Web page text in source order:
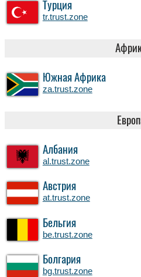
Турция
tr.trust.zone
Южная Африка
za.trust.zone
Албания
al.trust.zone
Австрия
at.trust.zone
Бельгия
be.trust.zone
Болгария
bg.trust.zone